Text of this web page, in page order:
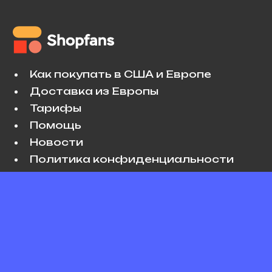
Как покупать в США и Европе
Доставка из Европы
Тарифы
Помощь
Новости
Политика конфиденциальности